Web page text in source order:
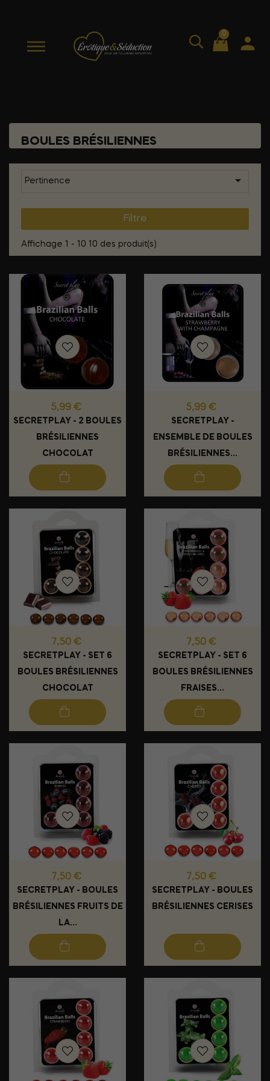
0
BOULES BRÉSILIENNES
Pertinence 
Filtre
Affichage 1 - 10 10 des produit(s)
Prix
5,99 €
SECRETPLAY - 2 BOULES
BRÉSILIENNES
CHOCOLAT
Prix
5,99 €
SECRETPLAY -
ENSEMBLE DE BOULES
BRÉSILIENNES...
Prix
7,50 €
SECRETPLAY - SET 6
BOULES BRÉSILIENNES
CHOCOLAT
Prix
7,50 €
SECRETPLAY - SET 6
BOULES BRÉSILIENNES
FRAISES...
Prix
7,50 €
SECRETPLAY - BOULES
BRÉSILIENNES FRUITS DE
LA...
Prix
7,50 €
SECRETPLAY - BOULES
BRÉSILIENNES CERISES